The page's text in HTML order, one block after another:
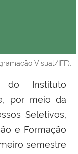
Visual/IFF).
do Instituto
por meio da
Seletivos,
e Formação
semestre